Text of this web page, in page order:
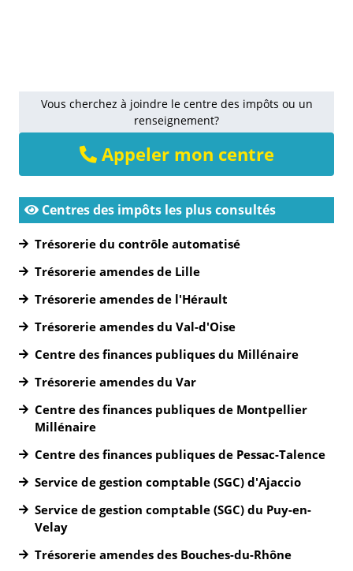
Vous cherchez à joindre le centre des impôts ou un
renseignement?
Appeler mon centre
Centres des impôts les plus consultés
Trésorerie du contrôle automatisé
Trésorerie amendes de Lille
Trésorerie amendes de l'Hérault
Trésorerie amendes du Val-d'Oise
Centre des finances publiques du Millénaire
Trésorerie amendes du Var
Centre des finances publiques de Montpellier
Millénaire
Centre des finances publiques de Pessac-Talence
Service de gestion comptable (SGC) d'Ajaccio
Service de gestion comptable (SGC) du Puy-en-
Velay
Trésorerie amendes des Bouches-du-Rhône